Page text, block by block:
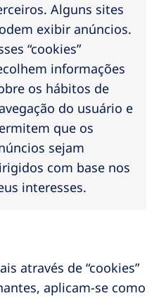
Alguns sites
exibir anúncios.
“cookies”
informações
os hábitos de
do usuário e
que os
sejam
com base nos
interesses.
através de “cookies”
aplicam-se como